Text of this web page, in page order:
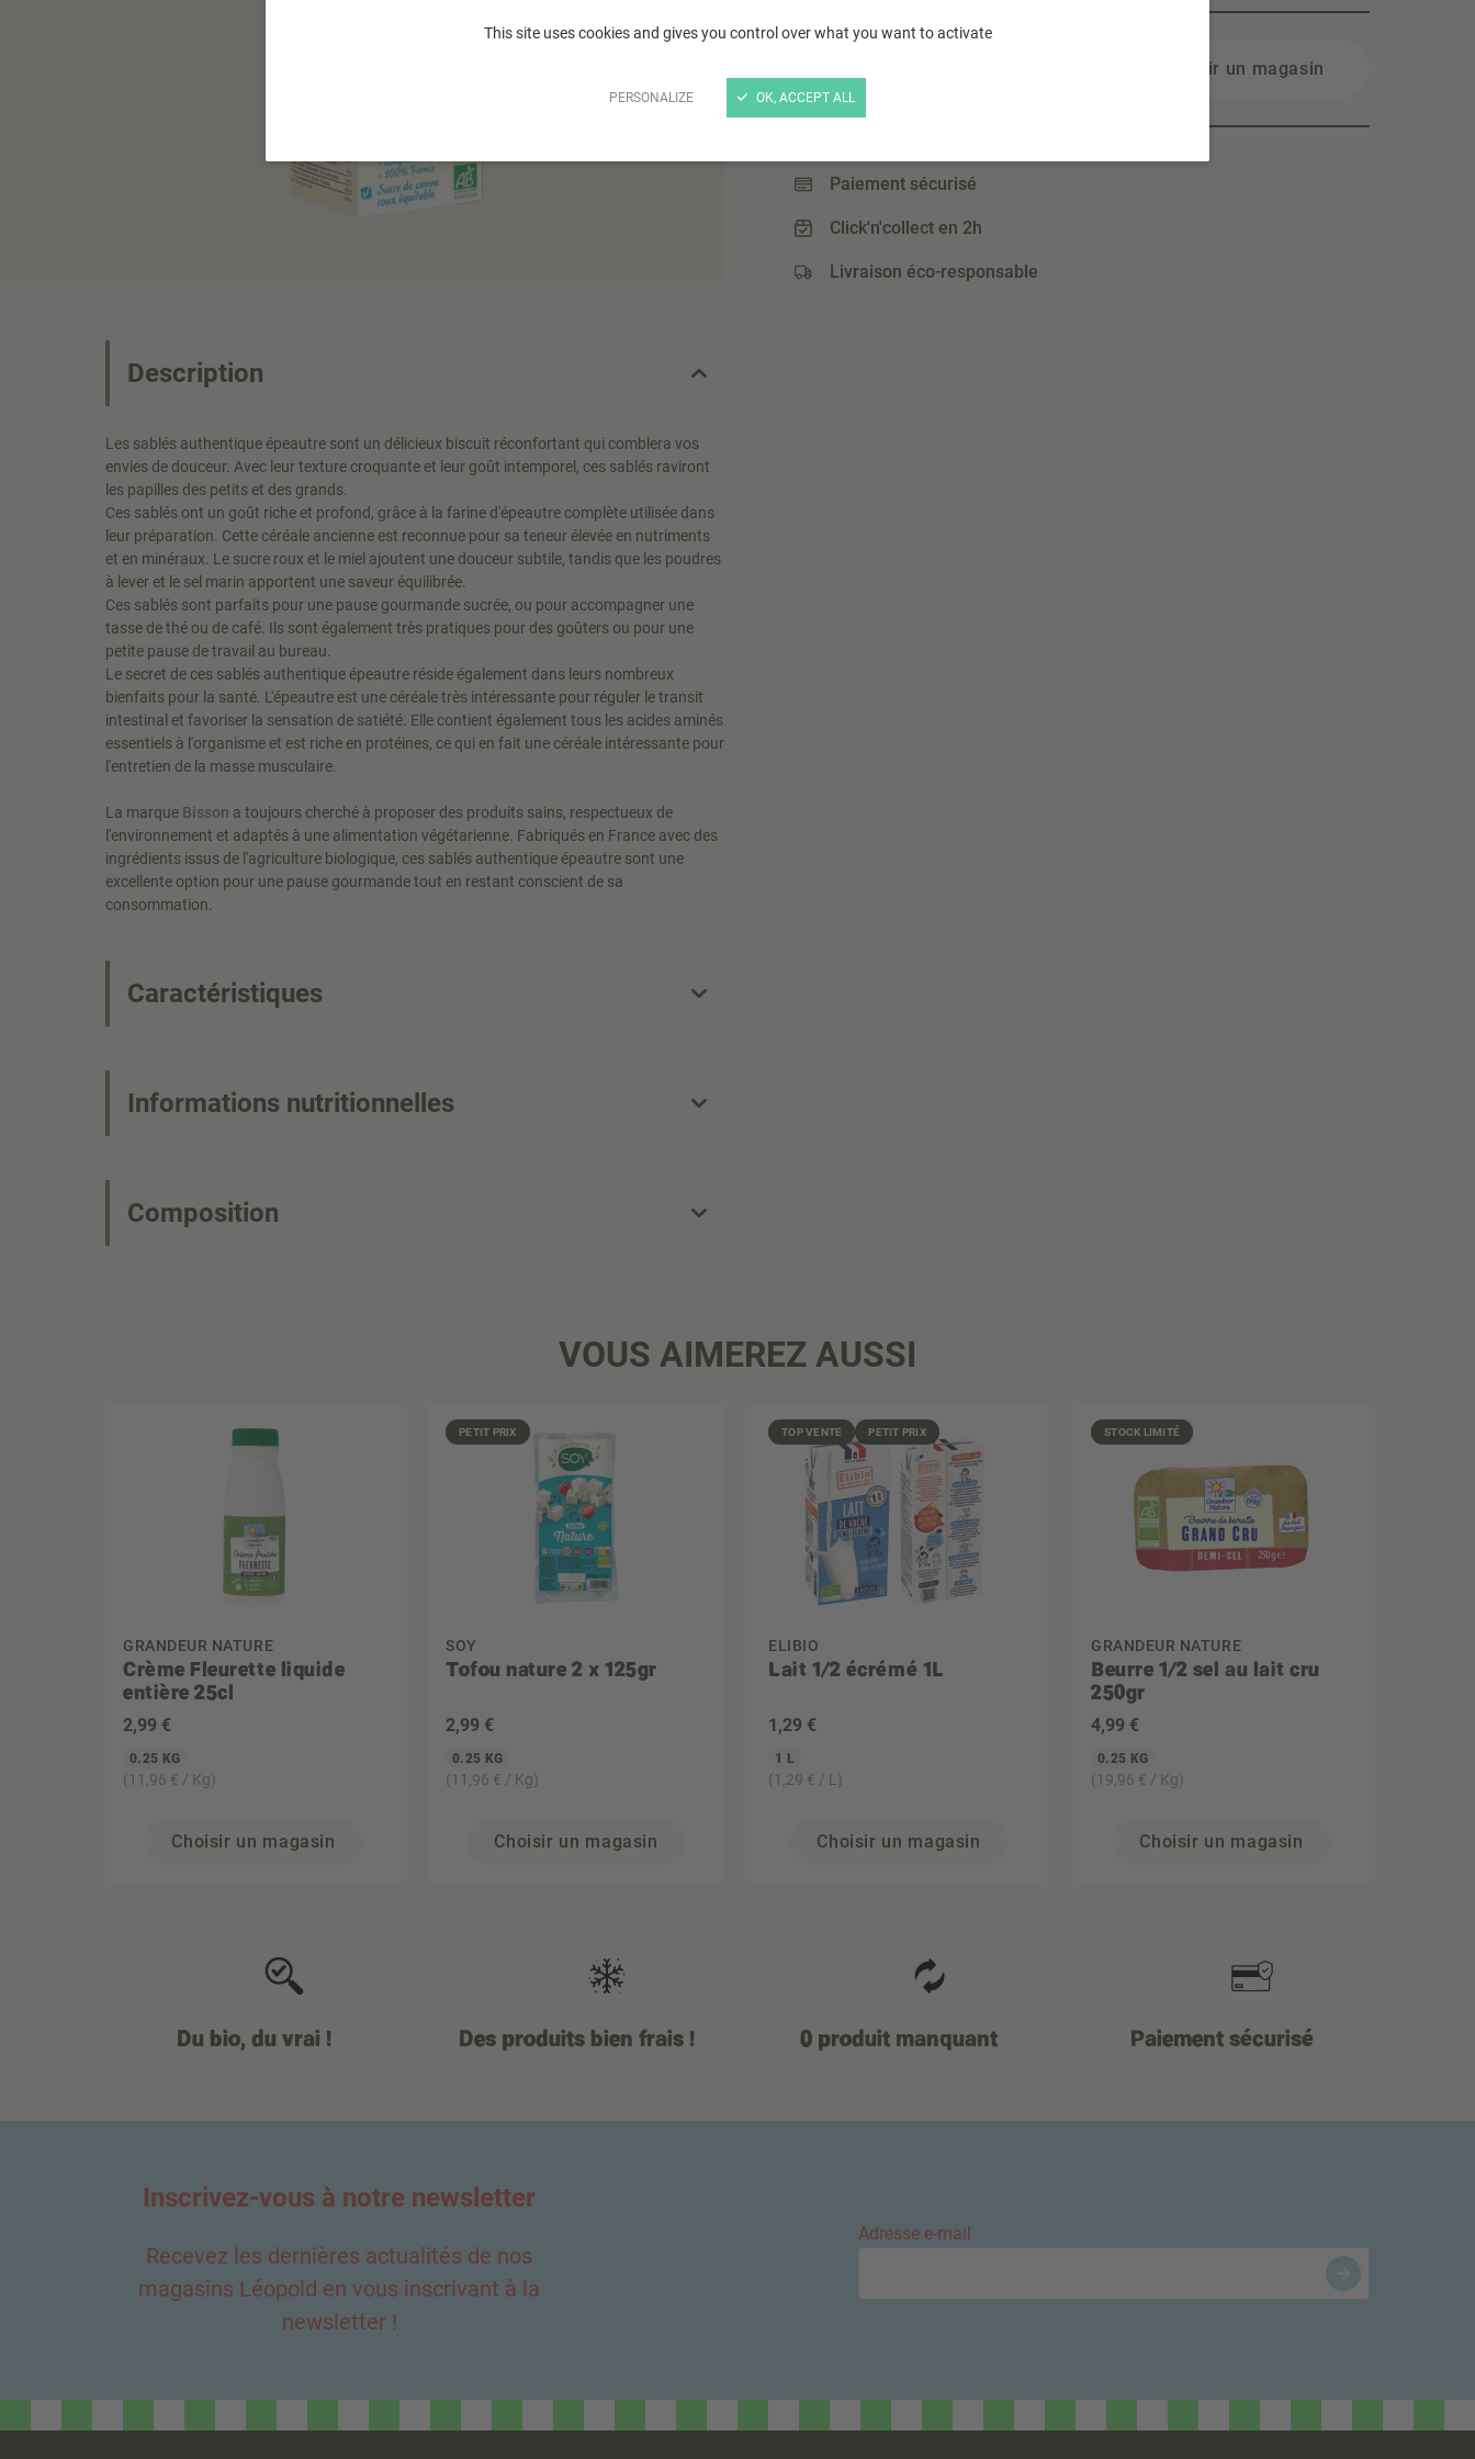
This site uses cookies and gives you control over what you want to activate
PERSONALIZE OK, ACCEPT ALL
Choisir un magasin
Paiement sécurisé
Click'n'collect en 2h
Livraison éco-responsable
Description
Les sablés authentique épeautre sont un délicieux biscuit réconfortant qui comblera vos
envies de douceur. Avec leur texture croquante et leur goût intemporel, ces sablés raviront
les papilles des petits et des grands.
Ces sablés ont un goût riche et profond, grâce à la farine d'épeautre complète utilisée dans
leur préparation. Cette céréale ancienne est reconnue pour sa teneur élevée en nutriments
et en minéraux. Le sucre roux et le miel ajoutent une douceur subtile, tandis que les poudres
à lever et le sel marin apportent une saveur équilibrée.
Ces sablés sont parfaits pour une pause gourmande sucrée, ou pour accompagner une
tasse de thé ou de café. Ils sont également très pratiques pour des goûters ou pour une
petite pause de travail au bureau.
Le secret de ces sablés authentique épeautre réside également dans leurs nombreux
bienfaits pour la santé. L'épeautre est une céréale très intéressante pour réguler le transit
intestinal et favoriser la sensation de satiété. Elle contient également tous les acides aminés
essentiels à l'organisme et est riche en protéines, ce qui en fait une céréale intéressante pour
l'entretien de la masse musculaire.
La marque Bisson a toujours cherché à proposer des produits sains, respectueux de
l'environnement et adaptés à une alimentation végétarienne. Fabriqués en France avec des
ingrédients issus de l'agriculture biologique, ces sablés authentique épeautre sont une
excellente option pour une pause gourmande tout en restant conscient de sa
consommation.
Caractéristiques
Informations nutritionnelles
Composition
VOUS AIMEREZ AUSSI
GRANDEUR NATURE
Crème Fleurette liquide
entière 25cl
2,99 €
0.25 KG
(11,96 € / Kg)
Choisir un magasin
PETIT PRIX
SOY
Tofou nature 2 x 125gr
2,99 €
0.25 KG
(11,96 € / Kg)
Choisir un magasin
TOP VENTE PETIT PRIX
ELIBIO
Lait 1/2 écrémé 1L
1 ,29 €
1 L
(1,29 € / L)
Choisir un magasin
STOCK LIMITÉ
GRANDEUR NATURE
Beurre 1/2 sel au lait cru
250gr
4,99 €
0.25 KG
(19,96 € / Kg)
Choisir un magasin
Du bio, du vrai ! Des produits bien frais ! 0 produit manquant Paiement sécurisé
Inscrivez-vous à notre newsletter
Recevez les dernières actualités de nos
magasins Léopold en vous inscrivant à la
newsletter !
Adresse e-mail